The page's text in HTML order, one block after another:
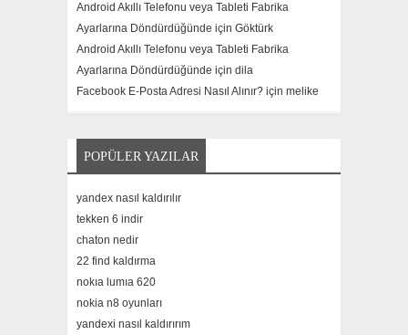
Android Akıllı Telefonu veya Tableti Fabrika
Ayarlarına Döndürdüğünde için Göktürk
Android Akıllı Telefonu veya Tableti Fabrika
Ayarlarına Döndürdüğünde için dila
Facebook E-Posta Adresi Nasıl Alınır? için melike
POPÜLER YAZILAR
yandex nasıl kaldırılır
tekken 6 indir
chaton nedir
22 find kaldırma
nokıa lumıa 620
nokia n8 oyunları
yandexi nasıl kaldırırım